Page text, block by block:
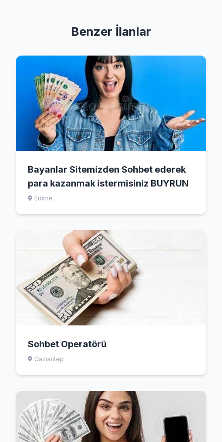
Benzer İlanlar
Bayanlar Sitemizden Sohbet ederek
para kazanmak istermisiniz BUYRUN
Edirne
Sohbet Operatörü
Gaziantep